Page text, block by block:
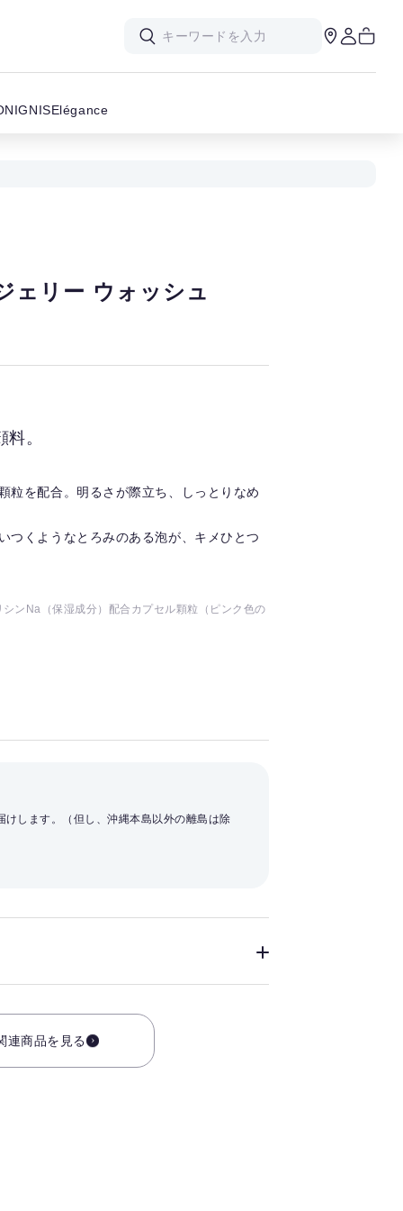
IGNISElégance
ェリー ウォッシュ
。
粒を配合。明るさが際立ち、しっとりなめ
つくようなとろみのある泡が、キメひとつ
ンNa（保湿成分）配合カプセル顆粒（ピンク色の
します。（但し、沖縄本島以外の離島は除
連商品を見る